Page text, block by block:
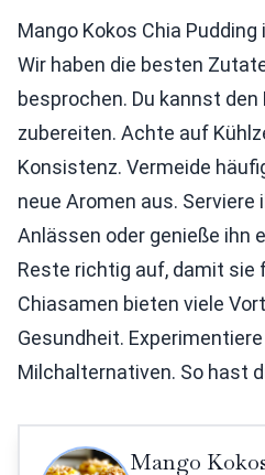
Mango Kokos Chia
Wir haben die besten
besprochen. Du kannst
zubereiten. Achte auf
Konsistenz. Vermeide
neue Aromen aus. Serviere
Anlässen oder genieße ihn
Reste richtig auf, damit sie
Chiasamen bieten viele
Gesundheit.
Milchalternativen. So hast
Mango